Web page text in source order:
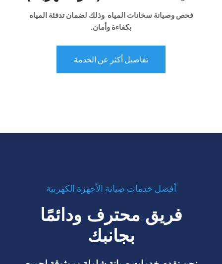
فحص وصيانة سخانات المياه وذلك لضمان تدفئة المياه
بكفاءة وأمان.
تفاصيل أكثر عن الخدمة
أفضل خدمات صيانة الأجهزة الكهربية
فريق محترف ودائمًا
بجانبك